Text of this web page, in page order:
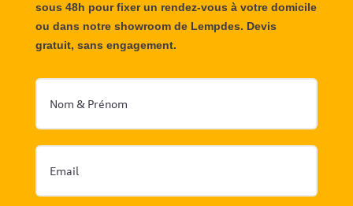
sous 48h pour fixer un rendez-vous à votre domicile
ou dans notre showroom de Lempdes. Devis
gratuit, sans engagement.